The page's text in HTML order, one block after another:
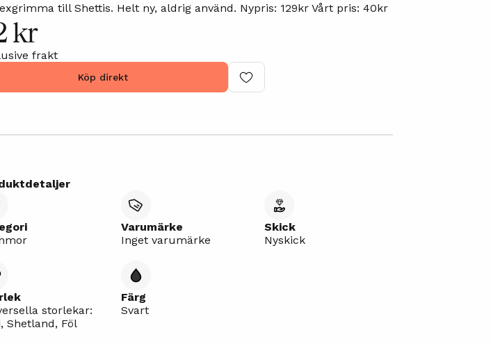
till Shettis. Helt ny, aldrig använd. Nypris: 129kr Vårt pris: 40kr
kr
frakt
Köp direkt
Varumärke
Inget varumärke
Skick
Nyskick
storlekar:
Shetland, Föl
Färg
Svart